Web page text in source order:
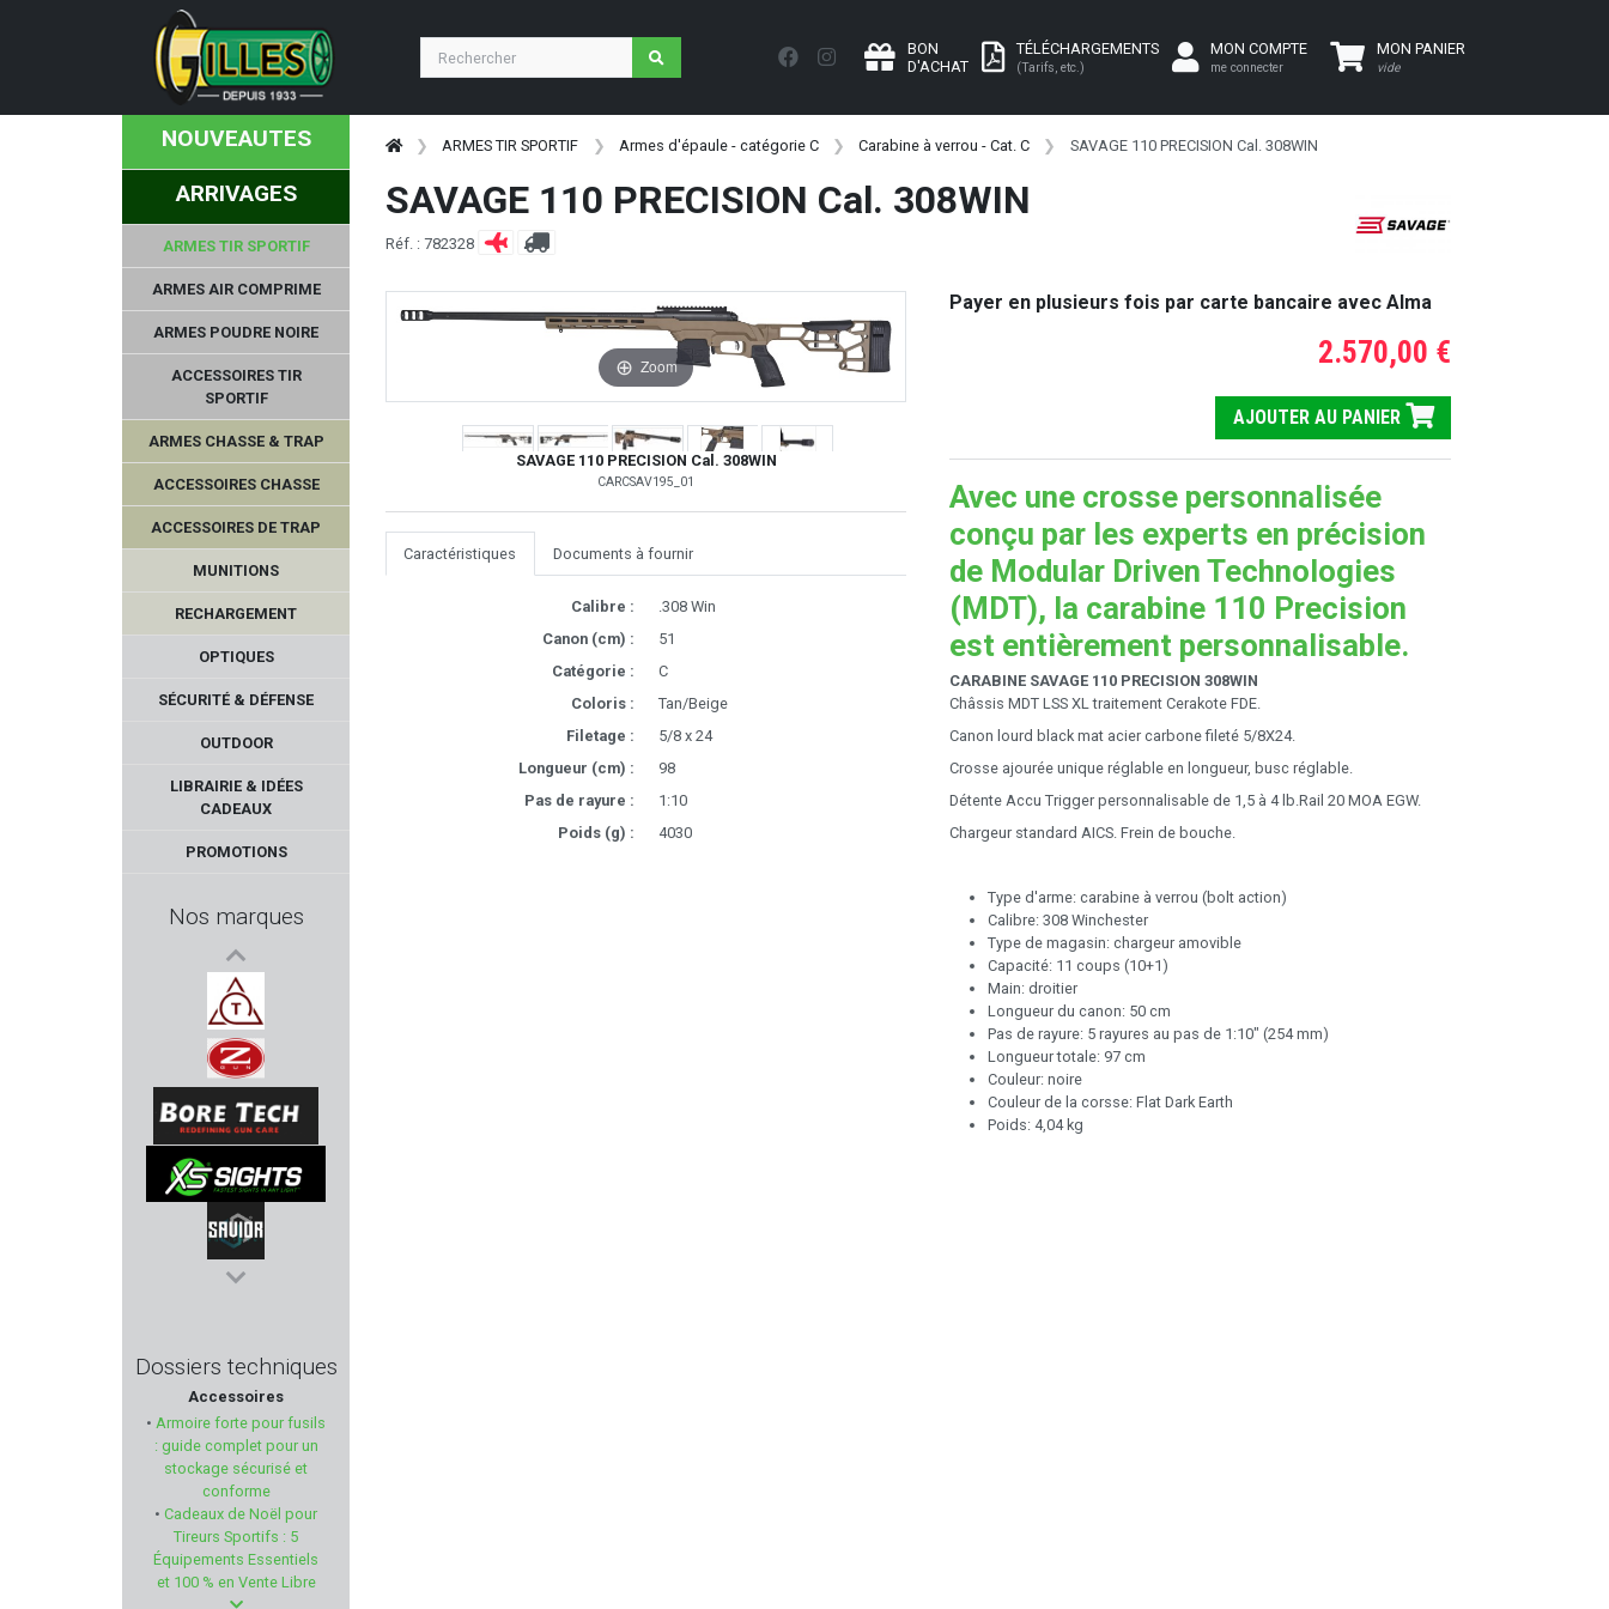
BON
D'ACHAT
TÉLÉCHARGEMENTS
(Tarifs, etc.)
MON COMPTE
me connecter
MON PANIER
vide
NOUVEAUTES
ARRIVAGES
ARMES TIR SPORTIF
ARMES AIR COMPRIME
ARMES POUDRE NOIRE
ACCESSOIRES TIR
SPORTIF
ARMES CHASSE & TRAP
ACCESSOIRES CHASSE
ACCESSOIRES DE TRAP
MUNITIONS
RECHARGEMENT
OPTIQUES
SÉCURITÉ & DÉFENSE
OUTDOOR
LIBRAIRIE & IDÉES
CADEAUX
PROMOTIONS
Nos marques
BO MANUFACTURE
RENATO BALDI
TETRA GUN
2A ARMAMENT
TOZ
ZOLI
BORE TECH
XS SIGHTS
SAVIOR EQUIPMENT
BREAK FREE
HOLOSUN
ED BROWN
NORMA
Dossiers techniques
Accessoires
• Armoire forte pour fusils
: guide complet pour un
stockage sécurisé et
conforme
• Cadeaux de Noël pour
Tireurs Sportifs : 5
Équipements Essentiels
et 100 % en Vente Libre
ARMES TIR SPORTIF Armes d'épaule - catégorie C Carabine à verrou - Cat. C SAVAGE 110 PRECISION Cal. 308WIN
SAVAGE 110 PRECISION Cal. 308WIN
Réf. : 782328
Zoom
SAVAGE 110 PRECISION Cal. 308WIN
CARCSAV195_01
Caractéristiques Documents à fournir
Calibre :
.308 Win
Canon (cm) :
51
Catégorie :
C
Coloris :
Tan/Beige
Filetage :
5/8 x 24
Longueur (cm) :
98
Pas de rayure :
1:10
Poids (g) :
4030
Payer en plusieurs fois par carte bancaire avec Alma
2.570,00 €
AJOUTER AU PANIER
Avec une crosse personnalisée
conçu par les experts en précision
de Modular Driven Technologies
(MDT), la carabine 110 Precision
est entièrement personnalisable.
CARABINE SAVAGE 110 PRECISION 308WIN
Châssis MDT LSS XL traitement Cerakote FDE.
Canon lourd black mat acier carbone fileté 5/8X24.
Crosse ajourée unique réglable en longueur, busc réglable.
Détente Accu Trigger personnalisable de 1,5 à 4 lb.Rail 20 MOA EGW.
Chargeur standard AICS. Frein de bouche.
Type d'arme: carabine à verrou (bolt action)
Calibre: 308 Winchester
Type de magasin: chargeur amovible
Capacité: 11 coups (10+1)
Main: droitier
Longueur du canon: 50 cm
Pas de rayure: 5 rayures au pas de 1:10" (254 mm)
Longueur totale: 97 cm
Couleur: noire
Couleur de la corsse: Flat Dark Earth
Poids: 4,04 kg